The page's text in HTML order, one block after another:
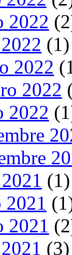
2022
(1)
2022
2022
2022
(1)
2021
(3)